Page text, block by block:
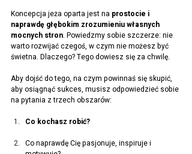
Koncepcja jeża oparta jest na prostocie i
naprawdę głębokim zrozumieniu własnych
mocnych stron. Powiedzmy sobie szczerze: nie
warto rozwijać czegoś, w czym nie możesz być
świetna. Dlaczego? Tego dowiesz się za chwilę.
Aby dojść do tego, na czym powinnaś się skupić,
aby osiągnąć sukces, musisz odpowiedzieć sobie
na pytania z trzech obszarów:
Co kochasz robić?
Co naprawdę Cię pasjonuje, inspiruje i